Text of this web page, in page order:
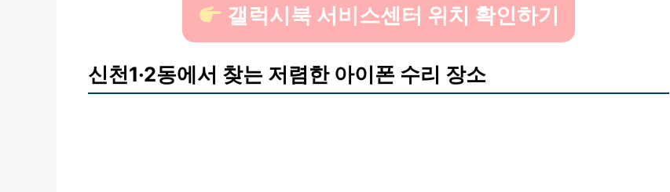
갤럭시북 서비스센터 위치 확인하기
신천1·2동에서 찾는 저렴한 아이폰 수리 장소